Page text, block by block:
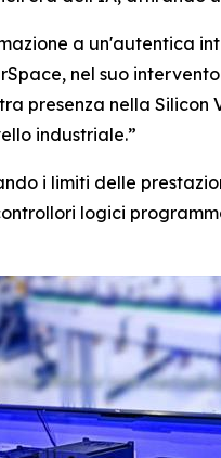
a un'autentica
nel suo
presenza nella
industriale.”
i limiti delle
logici